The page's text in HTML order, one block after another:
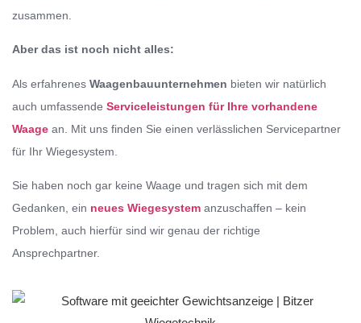
zusammen.
Aber das ist noch nicht alles:
Als erfahrenes Waagenbauunternehmen bieten wir natürlich
auch umfassende Serviceleistungen für Ihre vorhandene
Waage an. Mit uns finden Sie einen verlässlichen Servicepartner
für Ihr Wiegesystem.
Sie haben noch gar keine Waage und tragen sich mit dem
Gedanken, ein neues Wiegesystem anzuschaffen – kein
Problem, auch hierfür sind wir genau der richtige
Ansprechpartner.